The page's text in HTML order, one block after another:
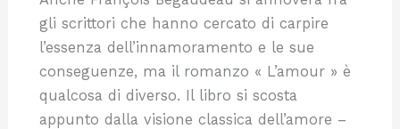
gli scrittori che hanno cercato di carpire
l’essenza dell’innamoramento e le sue
conseguenze, ma il romanzo « L’amour » è
qualcosa di diverso. Il libro si scosta
appunto dalla visione classica dell’amore –